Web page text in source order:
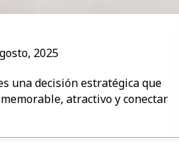
2025
una decisión estratégica que
atractivo y conectar